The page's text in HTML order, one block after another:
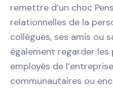
remettre d’un choc
relationnelles de la
collègues, ses amis ou
également regarder les
employés de
communautaires ou